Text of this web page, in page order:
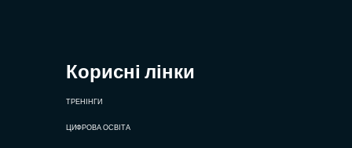
Корисні лінки
ТРЕНІНГИ
ЦИФРОВА ОСВІТА